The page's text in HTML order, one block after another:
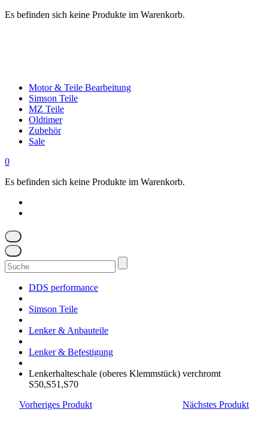
Es befinden sich keine Produkte im Warenkorb.
Motor & Teile Bearbeitung
Simson Teile
MZ Teile
Oldtimer
Zubehör
Sale
0
Es befinden sich keine Produkte im Warenkorb.
Suchen
nach:
DDS performance
Simson Teile
Lenker & Anbauteile
Lenker & Befestigung
Lenkerhalteschale (oberes Klemmstück) verchromt
S50,S51,S70
Vorheriges Produkt
Nächstes Produkt